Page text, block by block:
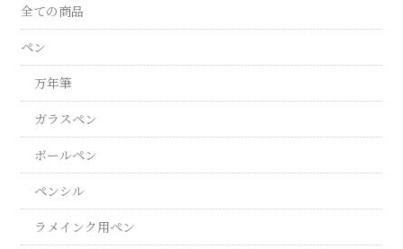
全ての商品
ペン
万年筆
ガラスペン
ボールペン
ペンシル
ラメインク用ペン